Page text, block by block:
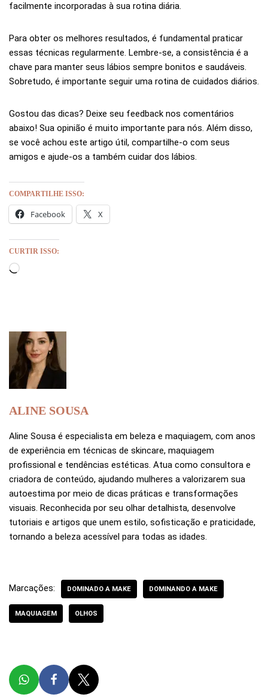
facilmente incorporadas à sua rotina diária.
Para obter os melhores resultados, é fundamental praticar
essas técnicas regularmente. Lembre-se, a consistência é a
chave para manter seus lábios sempre bonitos e saudáveis.
Sobretudo, é importante seguir uma rotina de cuidados diários.
Gostou das dicas? Deixe seu feedback nos comentários
abaixo! Sua opinião é muito importante para nós. Além disso,
se você achou este artigo útil, compartilhe-o com seus
amigos e ajude-os a também cuidar dos lábios.
COMPARTILHE ISSO:
Facebook X
CURTIR ISSO:
ALINE SOUSA
Aline Sousa é especialista em beleza e maquiagem, com anos
de experiência em técnicas de skincare, maquiagem
profissional e tendências estéticas. Atua como consultora e
criadora de conteúdo, ajudando mulheres a valorizarem sua
autoestima por meio de dicas práticas e transformações
visuais. Reconhecida por seu olhar detalhista, desenvolve
tutoriais e artigos que unem estilo, sofisticação e praticidade,
tornando a beleza acessível para todas as idades.
Marcações: DOMINADO A MAKE DOMINANDO A MAKE
MAQUIAGEM OLHOS